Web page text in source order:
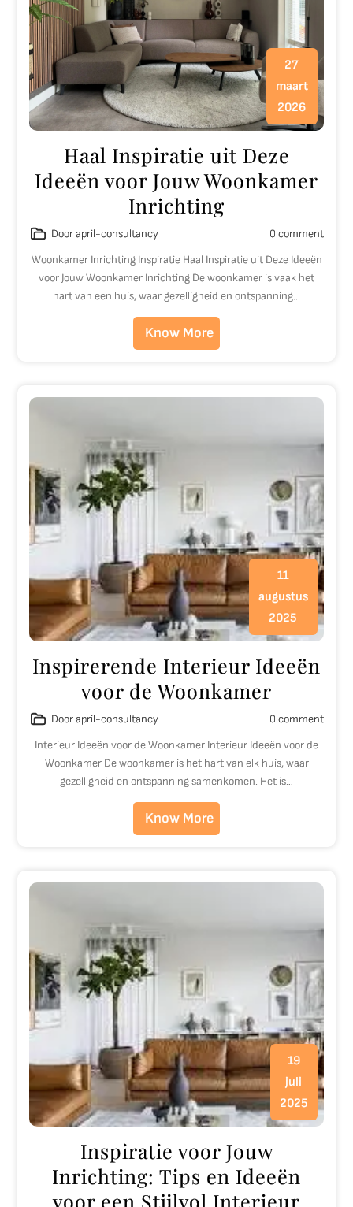
27
maart
2026
Haal Inspiratie uit Deze
Ideeën voor Jouw Woonkamer
Inrichting
Door april-consultancy
0 comment
Woonkamer Inrichting Inspiratie Haal Inspiratie uit Deze Ideeën
voor Jouw Woonkamer Inrichting De woonkamer is vaak het
hart van een huis, waar gezelligheid en ontspanning…
Know More
11
augustus
2025
Inspirerende Interieur Ideeën
voor de Woonkamer
Door april-consultancy
0 comment
Interieur Ideeën voor de Woonkamer Interieur Ideeën voor de
Woonkamer De woonkamer is het hart van elk huis, waar
gezelligheid en ontspanning samenkomen. Het is…
Know More
19
juli
2025
Inspiratie voor Jouw
Inrichting: Tips en Ideeën
voor een Stijlvol Interieur